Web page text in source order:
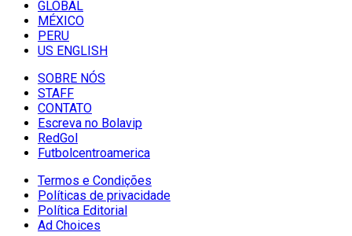
GLOBAL
MÉXICO
PERU
US ENGLISH
SOBRE NÓS
STAFF
CONTATO
Escreva no Bolavip
RedGol
Futbolcentroamerica
Termos e Condições
Políticas de privacidade
Política Editorial
Ad Choices